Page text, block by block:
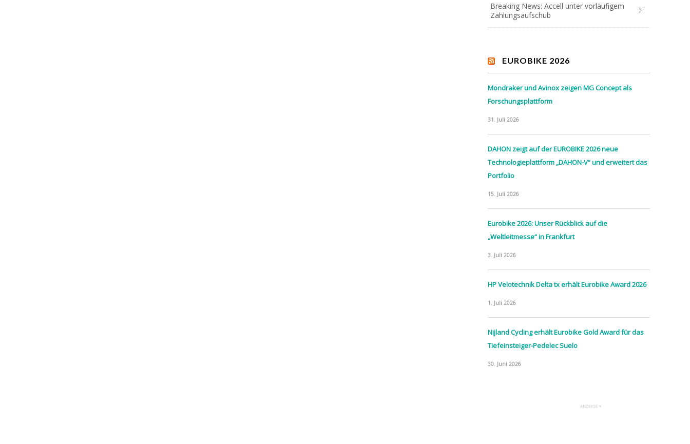
Breaking News: Accell unter vorläufigem
Zahlungsaufschub
EUROBIKE 2026
Mondraker und Avinox zeigen MG Concept als
Forschungsplattform
31. Juli 2026
DAHON zeigt auf der EUROBIKE 2026 neue
Technologieplattform „DAHON-V“ und erweitert das
Portfolio
15. Juli 2026
Eurobike 2026: Unser Rückblick auf die
„Weltleitmesse“ in Frankfurt
3. Juli 2026
HP Velotechnik Delta tx erhält Eurobike Award 2026
1. Juli 2026
Nijland Cycling erhält Eurobike Gold Award für das
Tiefeinsteiger-Pedelec Suelo
30. Juni 2026